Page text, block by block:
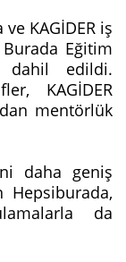
KAGİDER iş
Eğitim
dahil edildi.
KAGİDER
mentörlük
daha geniş
Hepsiburada,
da